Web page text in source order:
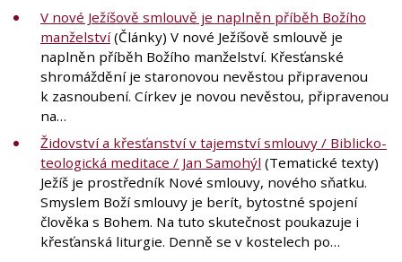
V nové Ježíšově smlouvě je naplněn příběh Božího
manželství(Články) V nové Ježíšově smlouvě je
naplněn příběh Božího manželství. Křesťanské
shromáždění je staronovou nevěstou připravenou
k zasnoubení. Církev je novou nevěstou, připravenou
na…
Židovství a křesťanství v tajemství smlouvy / Biblicko-
teologická meditace / Jan Samohýl (Tematické texty)
Ježíš je prostředník Nové smlouvy, nového sňatku.
Smyslem Boží smlouvy je berít, bytostné spojení
člověka s Bohem. Na tuto skutečnost poukazuje i
křesťanská liturgie. Denně se v kostelech po…